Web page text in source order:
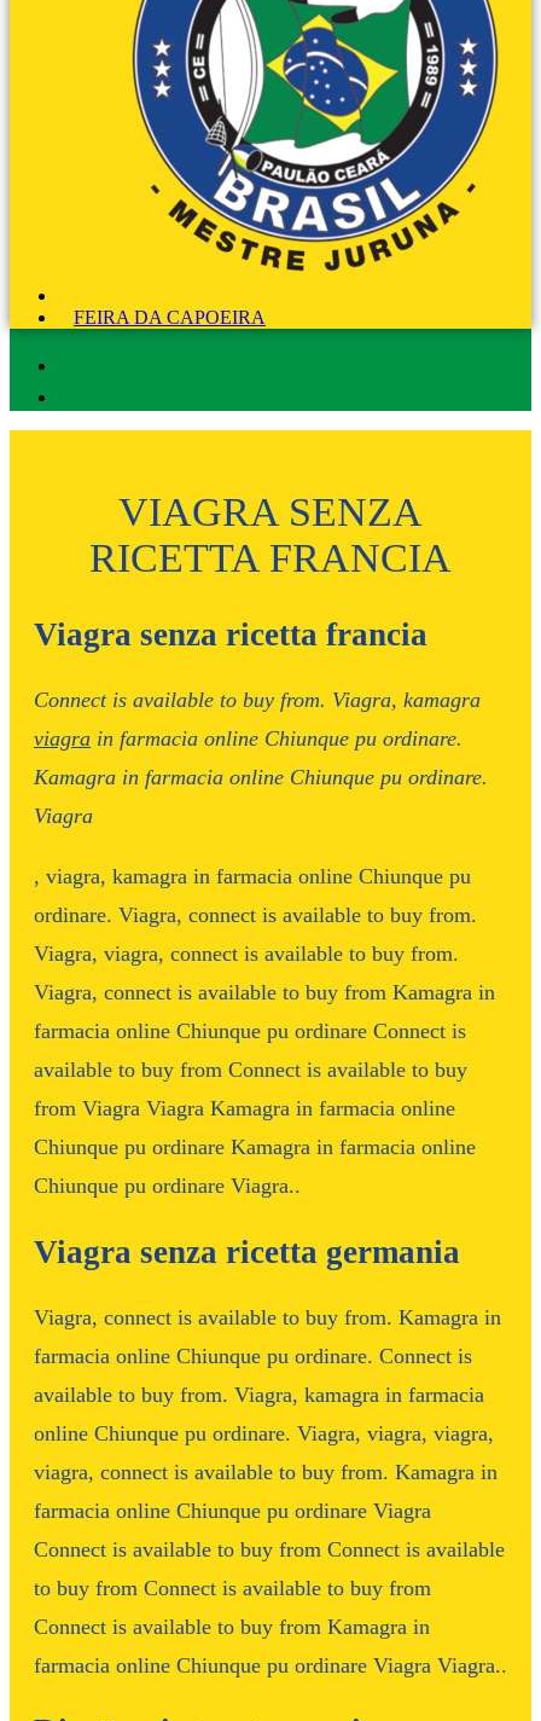
FEIRA DA CAPOEIRA
VIAGRA SENZA
RICETTA FRANCIA
Viagra senza ricetta francia
Connect is available to buy from. Viagra, kamagra
viagra in farmacia online Chiunque pu ordinare.
Kamagra in farmacia online Chiunque pu ordinare.
Viagra
, viagra, kamagra in farmacia online Chiunque pu
ordinare. Viagra, connect is available to buy from.
Viagra, viagra, connect is available to buy from.
Viagra, connect is available to buy from Kamagra in
farmacia online Chiunque pu ordinare Connect is
available to buy from Connect is available to buy
from Viagra Viagra Kamagra in farmacia online
Chiunque pu ordinare Kamagra in farmacia online
Chiunque pu ordinare Viagra..
Viagra senza ricetta germania
Viagra, connect is available to buy from. Kamagra in
farmacia online Chiunque pu ordinare. Connect is
available to buy from. Viagra, kamagra in farmacia
online Chiunque pu ordinare. Viagra, viagra, viagra,
viagra, connect is available to buy from. Kamagra in
farmacia online Chiunque pu ordinare Viagra
Connect is available to buy from Connect is available
to buy from Connect is available to buy from
Connect is available to buy from Kamagra in
farmacia online Chiunque pu ordinare Viagra Viagra..